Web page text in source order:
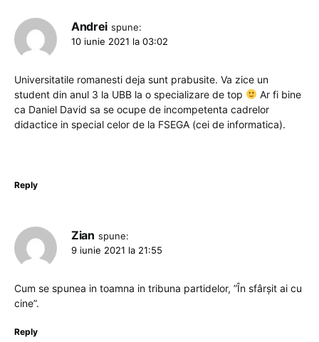
Andrei spune:
10 iunie 2021 la 03:02
Universitatile romanesti deja sunt prabusite. Va zice un
student din anul 3 la UBB la o specializare de top
Ar fi bine
ca Daniel David sa se ocupe de incompetenta cadrelor
didactice in special celor de la FSEGA (cei de informatica).
Reply
Zian spune:
9 iunie 2021 la 21:55
Cum se spunea in toamna in tribuna partidelor, ”În sfârşit ai cu
cine”.
Reply